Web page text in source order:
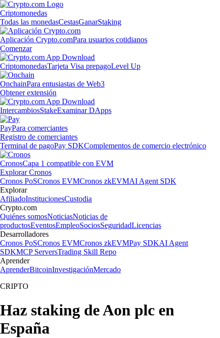
Criptomonedas
Todas las monedasCestasGanarStaking
Aplicación Crypto.comPara usuarios cotidianos
Comenzar
CriptomonedasTarjeta Visa prepagoLevel Up
OnchainPara entusiastas de Web3
Obtener extensión
IntercambiosStakeExaminar DApps
PayPara comerciantes
Registro de comerciantes
Terminal de pagoPay SDKComplementos de comercio electrónico
CronosCapa 1 compatible con EVM
Explorar Cronos
Cronos PoSCronos EVMCronos zkEVMAI Agent SDK
Explorar
AfiliadoInstitucionesCustodia
Crypto.com
Quiénes somosNoticiasNoticias de
productosEventosEmpleoSociosSeguridadLicencias
Desarrolladores
Cronos PoSCronos EVMCronos zkEVMPay SDKAI Agent
SDKMCP ServersTrading Skill Repo
Aprender
AprenderBitcoinInvestigaciónMercado
CRIPTO
Haz staking de Aon plc en
España